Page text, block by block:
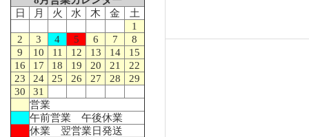
日
月 火 水 木 金
土
1
2
3 4 5 6 7
8
9
10 11 12 13 14
15
16
17 18 19 20 21
22
23
24 25 26 27 28
29
30
31
営業
午前営業 午後休業
休業 翌営業日発送